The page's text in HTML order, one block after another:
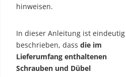
hinweisen.
In dieser Anleitung ist eindeutig
beschrieben, dass die im
Lieferumfang enthaltenen
Schrauben und Dübel